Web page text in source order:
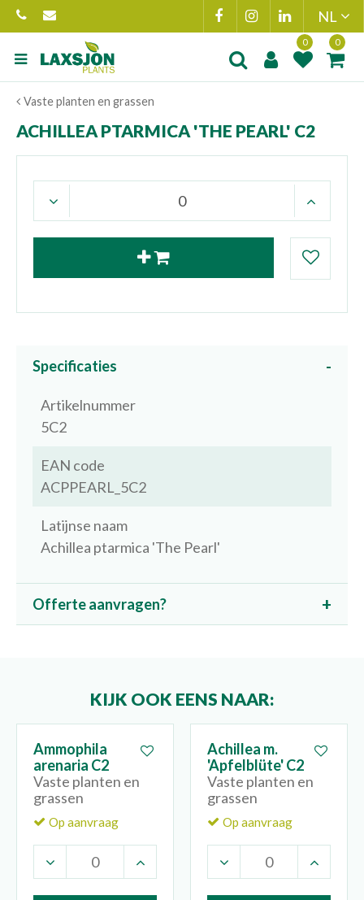
Ga
naar
content
Vaste planten en grassen
ACHILLEA PTARMICA 'THE PEARL' C2
Specificaties
Artikelnummer
5C2
EAN code
ACPPEARL_5C2
Latijnse naam
Achillea ptarmica 'The Pearl'
Offerte aanvragen?
KIJK OOK EENS NAAR:
Ammophila
arenaria C2
Vaste planten en
grassen
Op aanvraag
Achillea m.
'Apfelblüte' C2
Vaste planten en
grassen
Op aanvraag